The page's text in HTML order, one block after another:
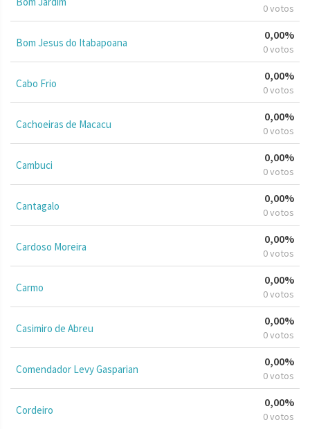
0 votos
Bom Jesus do Itabapoana
0,00%
0 votos
Cabo Frio
0,00%
0 votos
Cachoeiras de Macacu
0,00%
0 votos
Cambuci
0,00%
0 votos
Cantagalo
0,00%
0 votos
Cardoso Moreira
0,00%
0 votos
Carmo
0,00%
0 votos
Casimiro de Abreu
0,00%
0 votos
Comendador Levy Gasparian
0,00%
0 votos
Cordeiro
0,00%
0 votos